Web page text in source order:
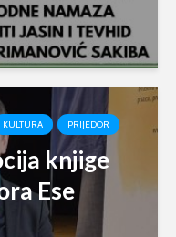
KULTURA PRIJEDOR
knjige
Ese